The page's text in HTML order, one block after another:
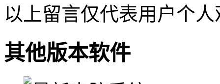
以上留言仅代表用户个
其他版本软件